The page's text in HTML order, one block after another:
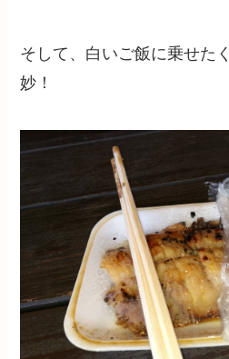
そして、白いご飯に乗せた
妙！